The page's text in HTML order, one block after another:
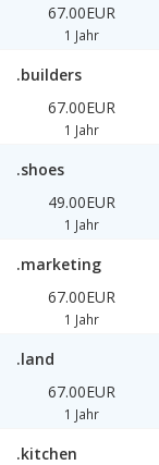
67.00EUR
1 Jahr
.builders
67.00EUR
1 Jahr
.shoes
49.00EUR
1 Jahr
.marketing
67.00EUR
1 Jahr
.land
67.00EUR
1 Jahr
.kitchen